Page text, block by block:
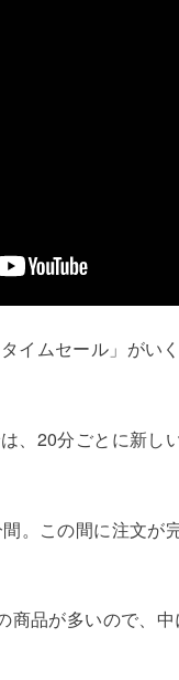
イムセール」がい
、20分ごとに新し
。この間に注文が
商品が多いので、